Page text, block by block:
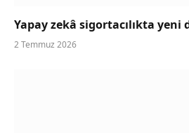
Yapay zekâ sigortacılıkta yeni
2 Temmuz 2026